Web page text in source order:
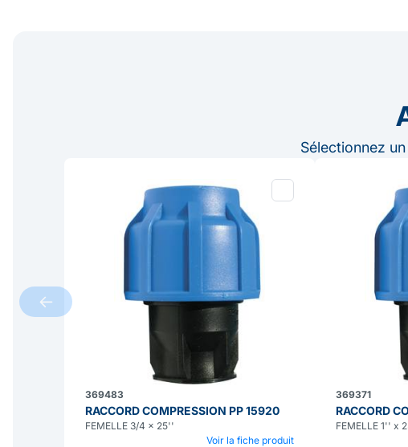
Sélectionnez
369483
RACCORD COMPRESSION PP 15920
FEMELLE 3/4 x 25''
Voir la fiche produit
369371
RACCORD
FEMELLE 1'' x